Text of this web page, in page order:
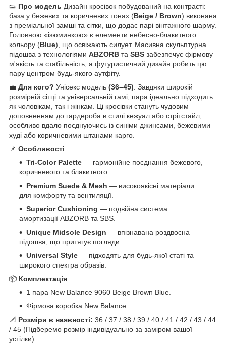
👟 Про модель Дизайн кросівок побудований на контрасті:
база у бежевих та коричневих тонах (Beige / Brown) виконана
з преміальної замші та сітки, що додає парі вінтажного шарму.
Головною «ізюминкою» є елементи небесно-блакитного
кольору (Blue), що освіжають силует. Масивна скульптурна
підошва з технологіями ABZORB та SBS забезпечує фірмову
м'якість та стабільність, а футуристичний дизайн робить цю
пару центром будь-якого аутфіту.
💼 Для кого? Унісекс модель (36–45) . Завдяки широкій
розмірній сітці та універсальній гамі, пара ідеально підходить
як чоловікам, так і жінкам. Ці кросівки стануть чудовим
доповненням до гардероба в стилі кежуал або стрітстайл,
особливо вдало поєднуючись із синіми джинсами, бежевими
худі або коричневими штанами карго.
📌 Особливості
Tri-Color Palette — гармонійне поєднання бежевого,
коричневого та блакитного.
Premium Suede & Mesh — високоякісні матеріали
для комфорту та вентиляції.
Superior Cushioning — подвійна система
амортизації ABZORB та SBS.
Unique Midsole Design — впізнавана роздвоєна
підошва, що притягує погляди.
Universal Style — підходять для будь-якої статі та
широкого спектра образів.
📦 Комплектація
1 пара New Balance 9060 Beige Brown Blue.
Фірмова коробка New Balance.
📐 Розміри в наявності: 36 / 37 / 38 / 39 / 40 / 41 / 42 / 43 / 44
/ 45 (Підберемо розмір індивідуально за заміром вашої
устілки)